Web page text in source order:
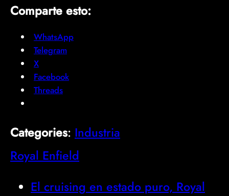
Comparte esto:
WhatsApp
Telegram
X
Facebook
Threads
Categories: Industria
Royal Enfield
El cruising en estado puro, Royal